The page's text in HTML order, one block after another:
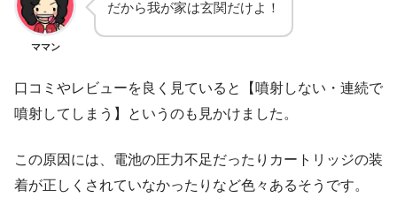
ママン
だから我が家は玄関だけよ！
口コミやレビューを良く見ていると【噴射しない・連続で
噴射してしまう】というのも見かけました。
この原因には、電池の圧力不足だったりカートリッジの装
着が正しくされていなかったりなど色々あるそうです。